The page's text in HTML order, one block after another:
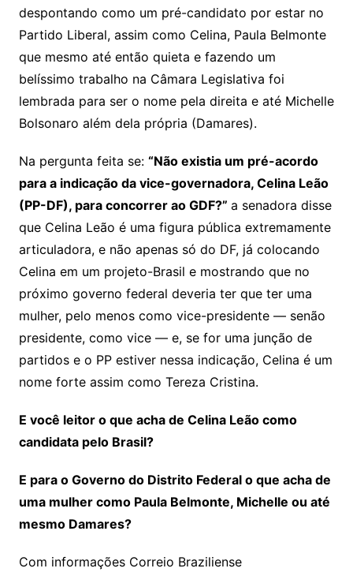
despontando como um pré-candidato por estar no
Partido Liberal, assim como Celina, Paula Belmonte
que mesmo até então quieta e fazendo um
belíssimo trabalho na Câmara Legislativa foi
lembrada para ser o nome pela direita e até Michelle
Bolsonaro além dela própria (Damares).
Na pergunta feita se: “Não existia um pré-acordo
para a indicação da vice-governadora, Celina Leão
(PP-DF), para concorrer ao GDF?” a senadora disse
que Celina Leão é uma figura pública extremamente
articuladora, e não apenas só do DF, já colocando
Celina em um projeto-Brasil e mostrando que no
próximo governo federal deveria ter que ter uma
mulher, pelo menos como vice-presidente — senão
presidente, como vice — e, se for uma junção de
partidos e o PP estiver nessa indicação, Celina é um
nome forte assim como Tereza Cristina.
E você leitor o que acha de Celina Leão como
candidata pelo Brasil?
E para o Governo do Distrito Federal o que acha de
uma mulher como Paula Belmonte, Michelle ou até
mesmo Damares?
Com informações Correio Braziliense